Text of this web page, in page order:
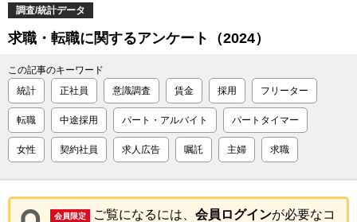
調査/統計データ
求職・転職に関するアンケート（2024）
この記事のキーワード
統計
正社員 意識調査 賃金 採用 フリーター
転職 中途採用 パート・アルバイト パートタイマー
女性 契約社員 求人広告 嘱託 主婦 求職
会員限定 ご覧になるには、 会員ログインが必要なコ